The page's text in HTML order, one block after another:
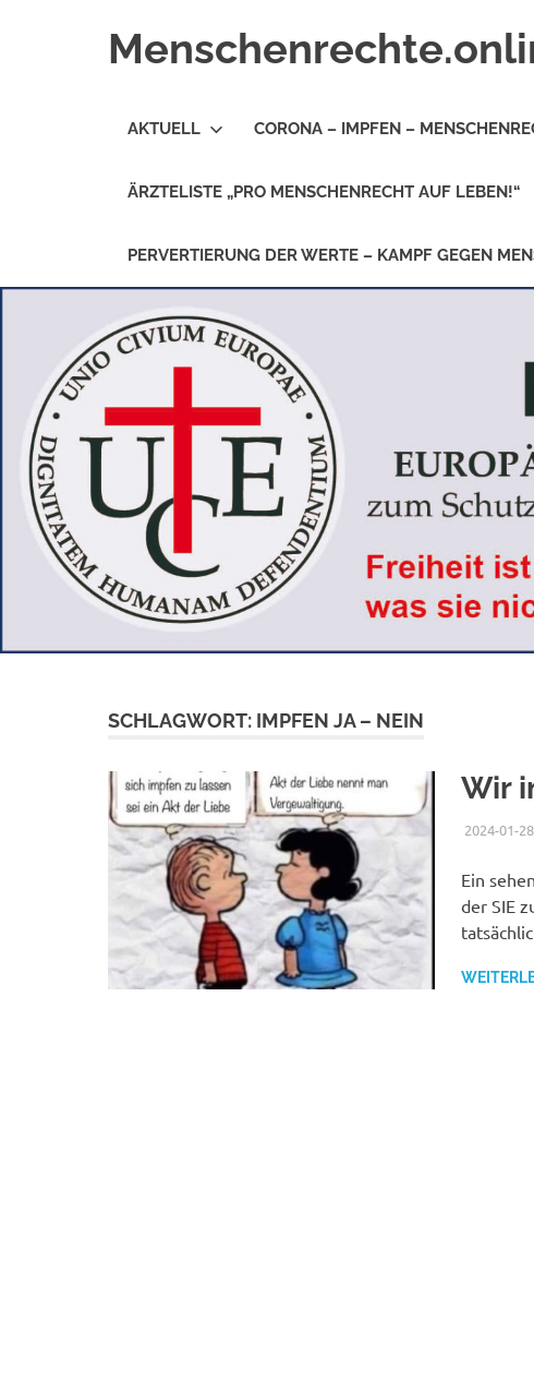
alle
Geborene
AKTUELL CORONA – IMPFEN –
ÄRZTELISTE „PRO MENSCHENRECHT AUF LEBEN!“
PERVERTIERUNG DER WERTE – KAMPF GEGEN
SCHLAGWORT: IMPFEN JA – NEIN
Wir
2024-01-28
Ein
der SIE